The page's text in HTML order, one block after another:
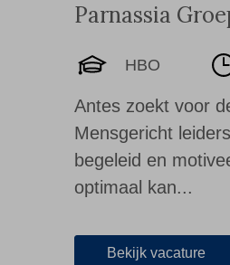
Parnassia
HBO
Antes zoekt voor
Mensgericht
begeleid en
optimaal kan...
Bekijk vacature